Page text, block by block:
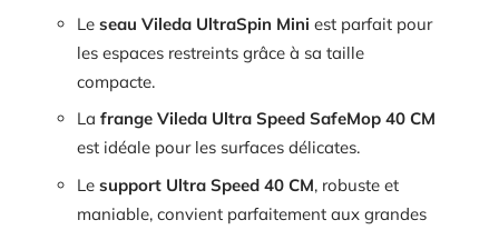
Le seau Vileda UltraSpin Mini est parfait pour
les espaces restreints grâce à sa taille
compacte.
La frange Vileda Ultra Speed SafeMop 40 CM
est idéale pour les surfaces délicates.
Le support Ultra Speed 40 CM, robuste et
maniable, convient parfaitement aux grandes